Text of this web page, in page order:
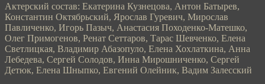
Актерский состав: Екатерина Кузнецова, Антон Батырев,
Константин Октябрьский, Ярослав Гуревич, Мирослав
Павличенко, Игорь Пазыч, Анастасия Походенко-Матешко,
Олег Примогенов, Ренат Сеттаров, Тарас Шевченко, Елена
Светлицкая, Владимир Абазопуло, Елена Хохлаткина, Анна
Лебедева, Сергей Солодов, Инна Мирошниченко, Сергей
Детюк, Елена Шныпко, Евгений Олейник, Вадим Залесский